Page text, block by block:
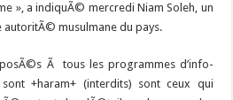
», a indiquÃ© mercredi Niam Soleh, un
autoritÃ© musulmane du pays.
Ã tous les programmes d’info-
+haram+ (interdits) sont ceux qui